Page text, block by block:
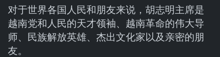
对于世界各国人民和朋友来说，胡志明主席是
越南党和人民的天才领袖、越南革命的伟大导
师、民族解放英雄、杰出文化家以及亲密的朋
友。